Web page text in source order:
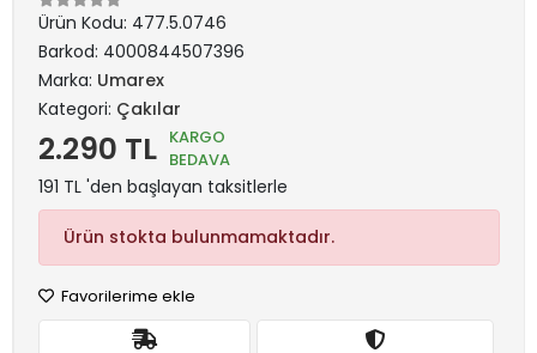
Ürün Kodu: 477.5.0746
Barkod: 4000844507396
Marka: Umarex
Kategori: Çakılar
2.290 TL KARGO
BEDAVA
191 TL 'den başlayan taksitlerle
Ürün stokta bulunmamaktadır.
Favorilerime ekle